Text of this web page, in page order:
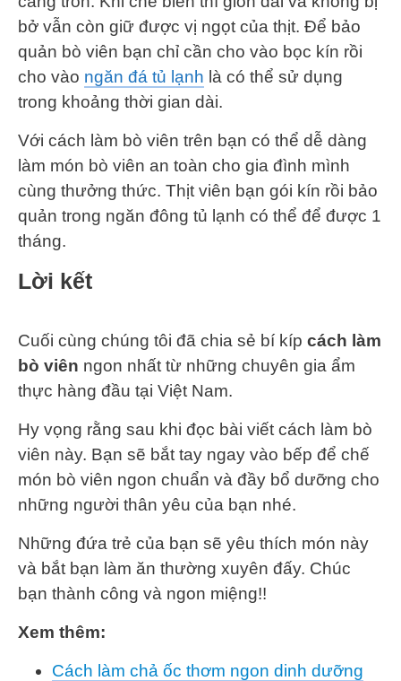
bở vẫn còn giữ được vị ngọt của thịt. Để bảo
quản bò viên bạn chỉ cần cho vào bọc kín rồi
cho vào ngăn đá tủ lạnh là có thể sử dụng
trong khoảng thời gian dài.
Với cách làm bò viên trên bạn có thể dễ dàng
làm món bò viên an toàn cho gia đình mình
cùng thưởng thức. Thịt viên bạn gói kín rồi bảo
quản trong ngăn đông tủ lạnh có thể để được 1
tháng.
Lời kết
Cuối cùng chúng tôi đã chia sẻ bí kíp cách làm
bò viên ngon nhất từ những chuyên gia ẩm
thực hàng đầu tại Việt Nam.
Hy vọng rằng sau khi đọc bài viết cách làm bò
viên này. Bạn sẽ bắt tay ngay vào bếp để chế
món bò viên ngon chuẩn và đầy bổ dưỡng cho
những người thân yêu của bạn nhé.
Những đứa trẻ của bạn sẽ yêu thích món này
và bắt bạn làm ăn thường xuyên đấy. Chúc
bạn thành công và ngon miệng!!
Xem thêm:
Cách làm chả ốc thơm ngon dinh dưỡng